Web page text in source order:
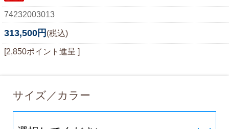
74232003013
313,500円 (税込)
[2,850ポイント進呈 ]
サイズ／カラー